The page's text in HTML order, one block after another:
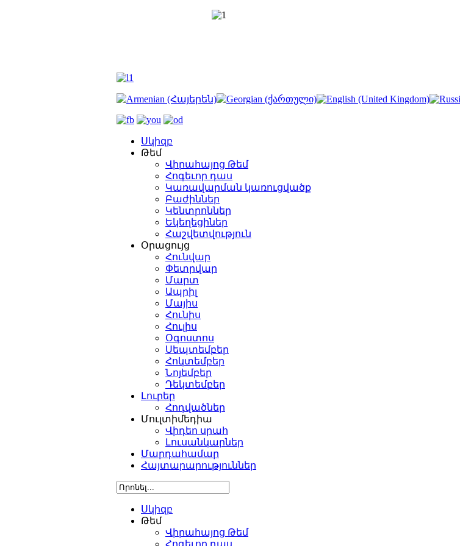
Սկիզբ
Թեմ
Վիրահայոց Թեմ
Հոգեւոր դաս
Կառավարման կառուցվածք
Բաժիններ
Կենտրոններ
Եկեղեցիներ
Հաշվետվություն
Օրացույց
Հունվար
Փետրվար
Մարտ
Ապրիլ
Մայիս
Հունիս
Հուլիս
Օգոստոս
Սեպտեմբեր
Հոկտեմբեր
Նոյեմբեր
Դեկտեմբեր
Լուրեր
Հոդվածներ
Մուլտիմեդիա
Վիդեո սրահ
Լուսանկարներ
Մարդահամար
Հայտարարություններ
Սկիզբ
Թեմ
Վիրահայոց Թեմ
Հոգեւոր դաս